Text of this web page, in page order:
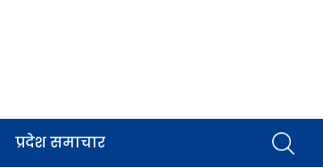
प्रदेश समाचार